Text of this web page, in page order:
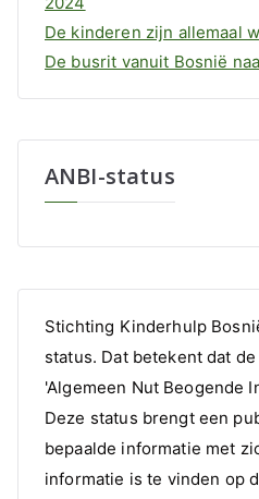
De kinderen zijn allemaal
De busrit vanuit Bosnië
ANBI-status
Stichting Kinderhulp
status. Dat betekent dat
'Algemeen Nut Beogende
Deze status brengt een
bepaalde informatie met
informatie is te vinden op